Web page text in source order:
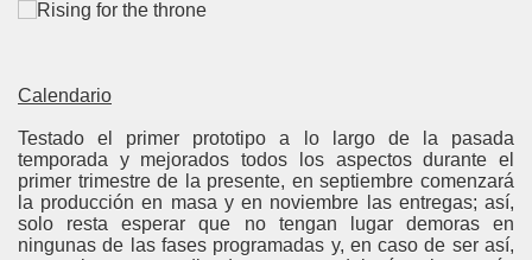
Calendario
Testado el primer prototipo a lo largo de la pasada
temporada y mejorados todos los aspectos durante el
primer trimestre de la presente, en septiembre comenzará
la producción en masa y en noviembre las entregas; así,
solo resta esperar que no tengan lugar demoras en
ningunas de las fases programadas y, en caso de ser así,